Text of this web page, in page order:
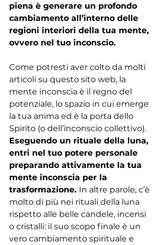
piena è generare un profondo
cambiamento all’interno delle
regioni interiori della tua mente,
ovvero nel tuo inconscio.
Come potresti aver colto da molti
articoli su questo sito web, la
mente inconscia è il regno del
potenziale, lo spazio in cui emerge
la tua anima ed è la porta dello
Spirito (o dell’inconscio collettivo).
Eseguendo un rituale della luna,
entri nel tuo potere personale
preparando attivamente la tua
mente inconscia per la
trasformazione. In altre parole, c’è
molto di più nei rituali della luna
rispetto alle belle candele, incensi
o cristalli: il suo scopo finale è un
vero cambiamento spirituale e